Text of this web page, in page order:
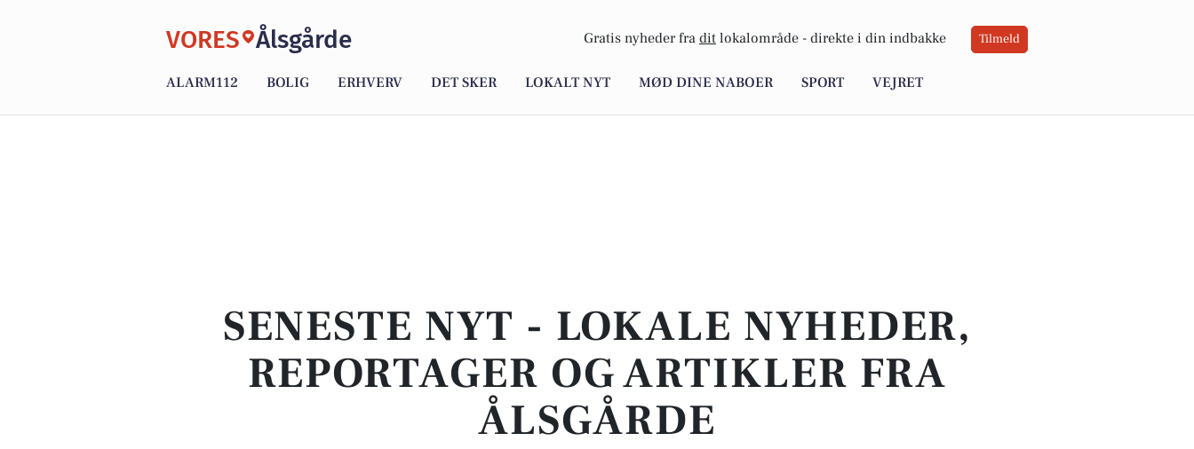
VORES Ålsgårde Gratis nyheder fra dit lokalområde - direkte i din indbakke Tilmeld
ALARM112 BOLIG ERHVERV DET SKER LOKALT NYT MØD DINE NABOER SPORT VEJRET
SENESTE NYT - LOKALE NYHEDER,
REPORTAGER OG ARTIKLER FRA
ÅLSGÅRDE